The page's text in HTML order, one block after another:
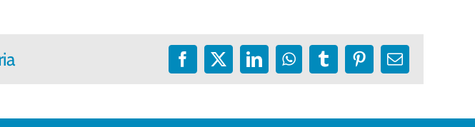
Facebook
X LinkedInWhatsApp
TumblrPinterest
E-